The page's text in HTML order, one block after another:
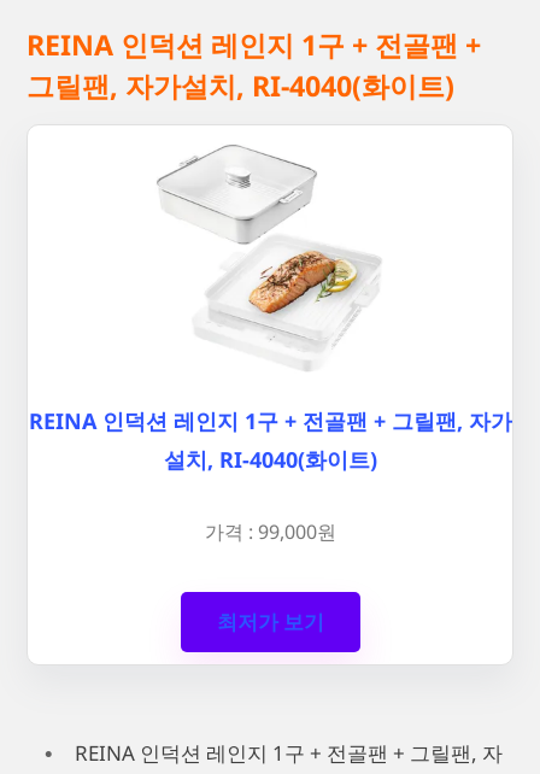
REINA 인덕션 레인지 1구 + 전골팬 +
그릴팬, 자가설치, RI-4040(화이트)
REINA 인덕션 레인지 1구 + 전골팬 + 그릴팬, 자가
설치, RI-4040(화이트)
가격 : 99,000원
최저가 보기
REINA 인덕션 레인지 1구 + 전골팬 + 그릴팬, 자